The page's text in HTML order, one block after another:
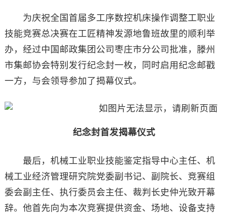
为庆祝全国首届多工序数控机床操作调整工职业
技能竞赛总决赛在工匠精神发源地鲁班故里的顺利举
办，经过中国邮政集团公司枣庄市分公司批准，滕州
市集邮协会特别发行纪念封一枚，同时启用纪念邮戳
一方，与会领导参加了揭幕仪式。
纪念封首发揭幕仪式
最后，机械工业职业技能鉴定指导中心主任、机
械工业经济管理研究院党委副书记、副院长、竞赛组
委会副主任、执行委员会主任、裁判长史仲光致开幕
辞。他首先向为本次竞赛提供资金、场地、设备支持